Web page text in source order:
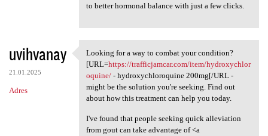
to better hormonal balance with just a few clicks.
uvihvanay
21.01.2025
Adres
Looking for a way to combat
Looking for a way to combat your condition?
[URL=https://trafficjamcar.com/item/hydroxychlor
oquine/- hydroxychloroquine 200mg[/URL -
might be the solution you're seeking. Find out
about how this treatment can help you today.
I've found that people seeking quick alleviation
from gout can take advantage of <a